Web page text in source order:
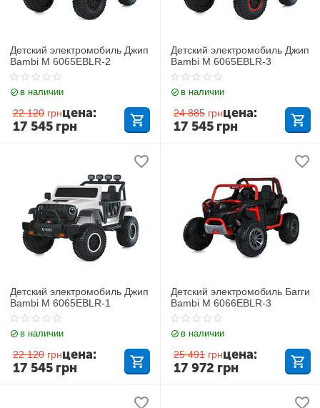
Детский электромобиль Джип
Bambi M 6065EBLR-2
в наличии
22 120 грн
17 545 грн
цена:
Детский электромобиль Джип
Bambi M 6065EBLR-3
в наличии
24 885 грн
17 545 грн
цена:
Детский электромобиль Джип
Bambi M 6065EBLR-1
в наличии
22 120 грн
17 545 грн
цена:
Детский электромобиль Багги
Bambi M 6066EBLR-3
в наличии
25 491 грн
17 972 грн
цена: